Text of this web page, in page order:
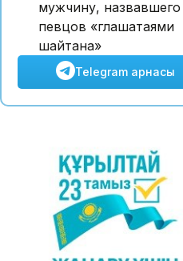
мужчину, назвавшего
певцов «глашатаями
шайтана»
Telegram арнасы